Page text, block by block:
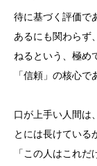
待に基づく評価で
あるにも関わらず
ねるという、極め
「信頼」の核心で
口が上手い人間は
とには長けている
「この人はこれ